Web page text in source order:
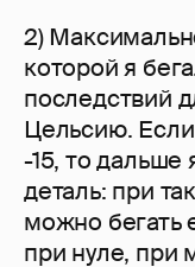
2)
которой я
последствий
Цельсию.
-15, то
деталь: при
можно бегать
при нуле, при